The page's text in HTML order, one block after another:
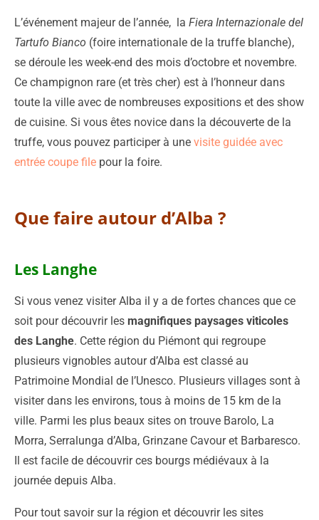
L’événement majeur de l’année, la Fiera Internazionale del
Tartufo Bianco (foire internationale de la truffe blanche),
se déroule les week-end des mois d’octobre et novembre.
Ce champignon rare (et très cher) est à l’honneur dans
toute la ville avec de nombreuses expositions et des show
de cuisine. Si vous êtes novice dans la découverte de la
truffe, vous pouvez participer à une visite guidée avec
entrée coupe file pour la foire.
Que faire autour d’Alba ?
Les Langhe
Si vous venez visiter Alba il y a de fortes chances que ce
soit pour découvrir les magnifiques paysages viticoles
des Langhe. Cette région du Piémont qui regroupe
plusieurs vignobles autour d’Alba est classé au
Patrimoine Mondial de l’Unesco. Plusieurs villages sont à
visiter dans les environs, tous à moins de 15 km de la
ville. Parmi les plus beaux sites on trouve Barolo, La
Morra, Serralunga d’Alba, Grinzane Cavour et Barbaresco.
Il est facile de découvrir ces bourgs médiévaux à la
journée depuis Alba.
Pour tout savoir sur la région et découvrir les sites